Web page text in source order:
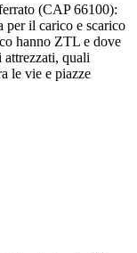
(CAP66100):
per il carico e scarico
hanno ZTL e dove
attrezzati, quali
le vie e piazze